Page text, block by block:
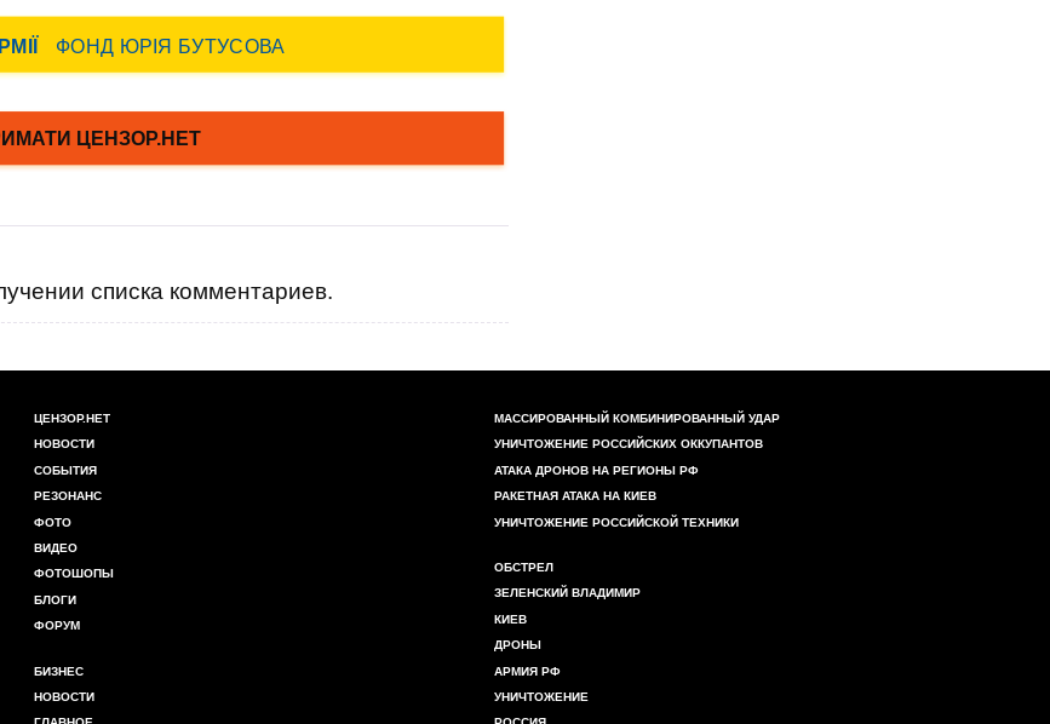
списка комментариев.
ЦЕНЗОР.НЕТ
НОВОСТИ
СОБЫТИЯ
РЕЗОНАНС
ФОТО
ВИДЕО
ФОТОШОПЫ
БЛОГИ
ФОРУМ
БИЗНЕС
НОВОСТИ
МАССИРОВАННЫЙ КОМБИНИРОВАННЫЙ УДАР
УНИЧТОЖЕНИЕ РОССИЙСКИХ ОККУПАНТОВ
АТАКА ДРОНОВ НА РЕГИОНЫ РФ
РАКЕТНАЯ АТАКА НА КИЕВ
УНИЧТОЖЕНИЕ РОССИЙСКОЙ ТЕХНИКИ
ОБСТРЕЛ
ЗЕЛЕНСКИЙ ВЛАДИМИР
КИЕВ
ДРОНЫ
АРМИЯ РФ
УНИЧТОЖЕНИЕ